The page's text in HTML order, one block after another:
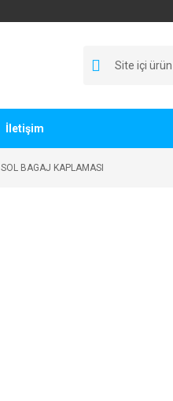
İletişim
SOL BAGAJ KAPLAMASI